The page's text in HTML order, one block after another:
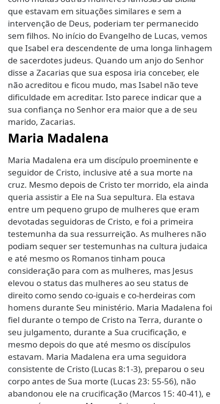
que estavam em situações similares e sem a
intervenção de Deus, poderiam ter permanecido
sem filhos. No início do Evangelho de Lucas, vemos
que Isabel era descendente de uma longa linhagem
de sacerdotes judeus. Quando um anjo do Senhor
disse a Zacarias que sua esposa iria conceber, ele
não acreditou e ficou mudo, mas Isabel não teve
dificuldade em acreditar. Isto parece indicar que a
sua confiança no Senhor era maior que a de seu
marido, Zacarias.
Maria Madalena
Maria Madalena era um discípulo proeminente e
seguidor de Cristo, inclusive até a sua morte na
cruz. Mesmo depois de Cristo ter morrido, ela ainda
queria assistir a Ele na Sua sepultura. Ela estava
entre um pequeno grupo de mulheres que eram
devotadas seguidoras de Cristo, e foi a primeira
testemunha da sua ressurreição. As mulheres não
podiam sequer ser testemunhas na cultura judaica
e até mesmo os Romanos tinham pouca
consideração para com as mulheres, mas Jesus
elevou o status das mulheres ao seu status de
direito como sendo co-iguais e co-herdeiras com
homens durante Seu ministério. Maria Madalena foi
fiel durante o tempo de Cristo na Terra, durante o
seu julgamento, durante a Sua crucificação, e
mesmo depois do que até mesmo os discípulos
estavam. Maria Madalena era uma seguidora
consistente de Cristo (Lucas 8:1-3), preparou o seu
corpo antes de Sua morte (Lucas 23: 55-56), não
abandonou ele na crucificação (Marcos 15: 40-41), e